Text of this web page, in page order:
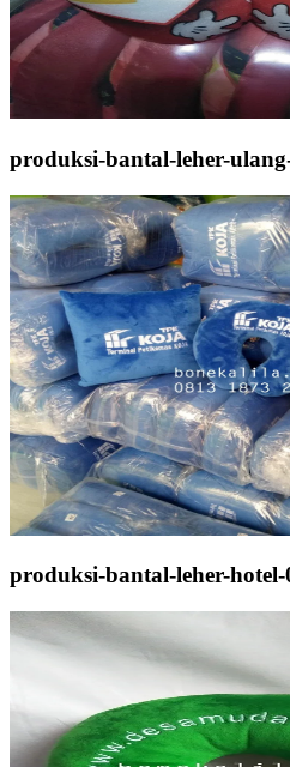
produksi-bantal-leher-
produksi-bantal-leher-hotel-